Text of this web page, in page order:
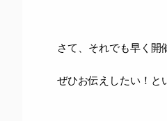
さて、それでも早く開
ぜひお伝えしたい！と